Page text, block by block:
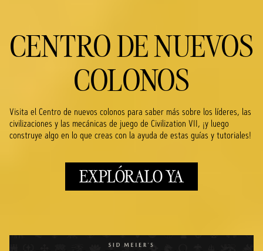
CENTRO DE NUEVOS
COLONOS
Visita el Centro de nuevos colonos para saber más sobre los líderes, las
civilizaciones y las mecánicas de juego de Civilization VII, ¡y luego
construye algo en lo que creas con la ayuda de estas guías y tutoriales!
EXPLÓRALO YA